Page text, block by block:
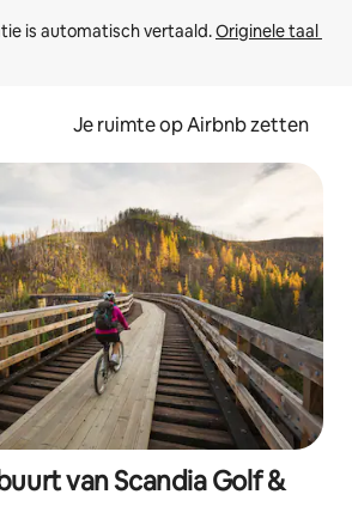
is automatisch vertaald. Originele taal
Je ruimte op Airbnb zetten
van Scandia Golf &